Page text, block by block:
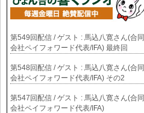
第549回配信 / ゲスト : 馬込八寛さん(合同
会社ペイフォワード代表/IFA) 最終回
第548回配信 / ゲスト : 馬込八寛さん(合同
会社ペイフォワード代表/IFA) その2
第547回配信 / ゲスト : 馬込八寛さん(合同
会社ペイフォワード代表/IFA)